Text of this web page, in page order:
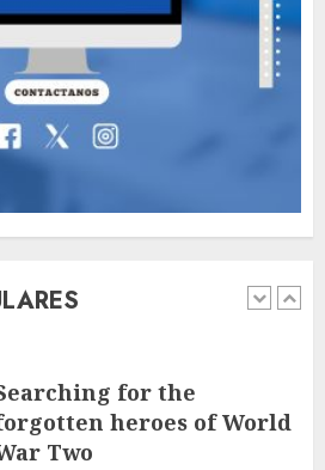
full story of
extraordinary
cave rescue
MAYO 14, 2024
Messi, el hombre
acompañó a Lionel
AGOSTO 8, 2026
for the
heroes of World
Two